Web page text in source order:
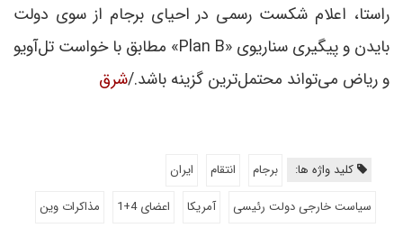
راستا، اعلام شکست رسمی در احیای برجام از سوی دولت
بایدن و پیگیری سناریوی «Plan B» مطابق با خواست تل‌آویو
و ریاض می‌تواند محتمل‌ترین گزینه باشد./شرق
کلید واژه ها: برجام انتقام
ایران
سیاست خارجی دولت رئیسی
آمریکا اعضای 4+1 مذاکرات وین